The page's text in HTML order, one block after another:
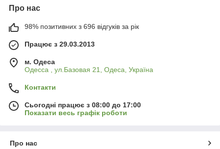
Про нас
98% позитивних з 696 відгуків за рік
Працює з 29.03.2013
м. Одеса
Одесса , ул.Базовая 21, Одеса, Україна
Контакти
Сьогодні працює з 08:00 до 17:00
Показати весь графік роботи
Про нас